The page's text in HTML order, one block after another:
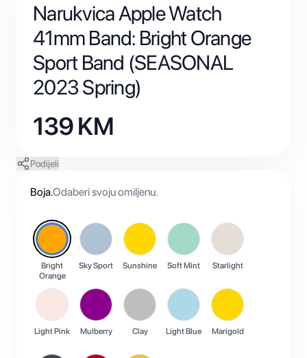
Narukvica Apple Watch
41mm Band: Bright Orange
Sport Band (SEASONAL
2023 Spring)
139KM
Podijeli
Boja.Odaberi svoju omiljenu.
Bright
Orange
Sky Sport Sunshine Soft Mint Starlight
Light Pink Mulberry Clay Light Blue Marigold